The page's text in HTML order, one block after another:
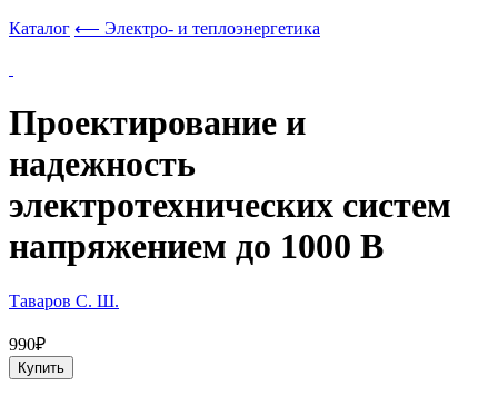
Каталог ⟵ Электро- и теплоэнергетика
Проектирование и
надежность
электротехнических систем
напряжением до 1000 В
Таваров С. Ш.
990₽
Купить